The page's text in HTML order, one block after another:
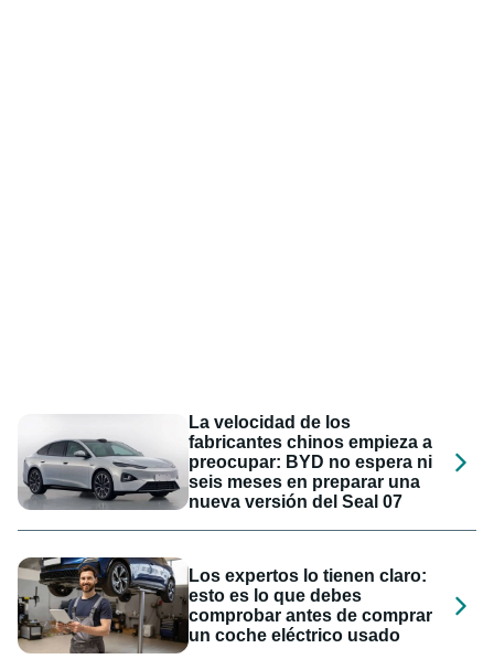
La velocidad de los
fabricantes chinos empieza a
preocupar: BYD no espera ni
seis meses en preparar una
nueva versión del Seal 07
Los expertos lo tienen claro:
esto es lo que debes
comprobar antes de comprar
un coche eléctrico usado